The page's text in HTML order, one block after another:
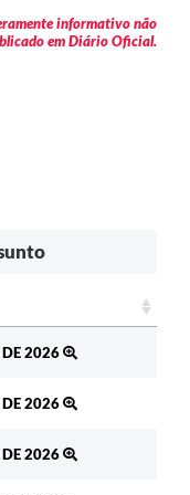
informativo não
em Diário Oficial.
2026
2026
2026